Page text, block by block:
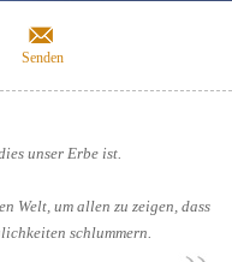
Senden
unser Erbe ist.
Welt, um allen zu zeigen, dass
schlummern.